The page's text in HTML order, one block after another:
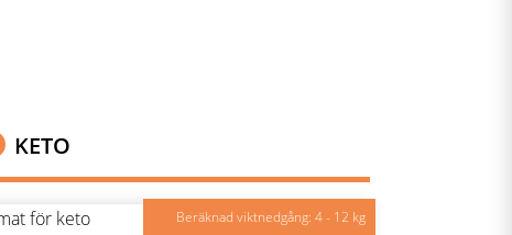
KETO
Beräknad viktnedgång: 4 - 12 kg